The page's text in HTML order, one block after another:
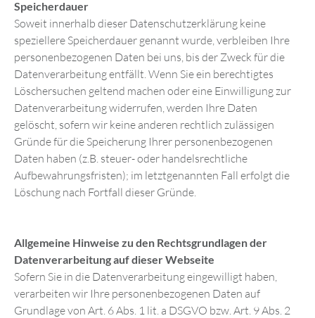
Speicherdauer
Soweit innerhalb dieser Datenschutzerklärung keine
speziellere Speicherdauer genannt wurde, verbleiben Ihre
personenbezogenen Daten bei uns, bis der Zweck für die
Datenverarbeitung entfällt. Wenn Sie ein berechtigtes
Löschersuchen geltend machen oder eine Einwilligung zur
Datenverarbeitung widerrufen, werden Ihre Daten
gelöscht, sofern wir keine anderen rechtlich zulässigen
Gründe für die Speicherung Ihrer personenbezogenen
Daten haben (z.B. steuer- oder handelsrechtliche
Aufbewahrungsfristen); im letztgenannten Fall erfolgt die
Löschung nach Fortfall dieser Gründe.
Allgemeine Hinweise zu den Rechtsgrundlagen der
Datenverarbeitung auf dieser Webseite
Sofern Sie in die Datenverarbeitung eingewilligt haben,
verarbeiten wir Ihre personenbezogenen Daten auf
Grundlage von Art. 6 Abs. 1 lit. a DSGVO bzw. Art. 9 Abs. 2